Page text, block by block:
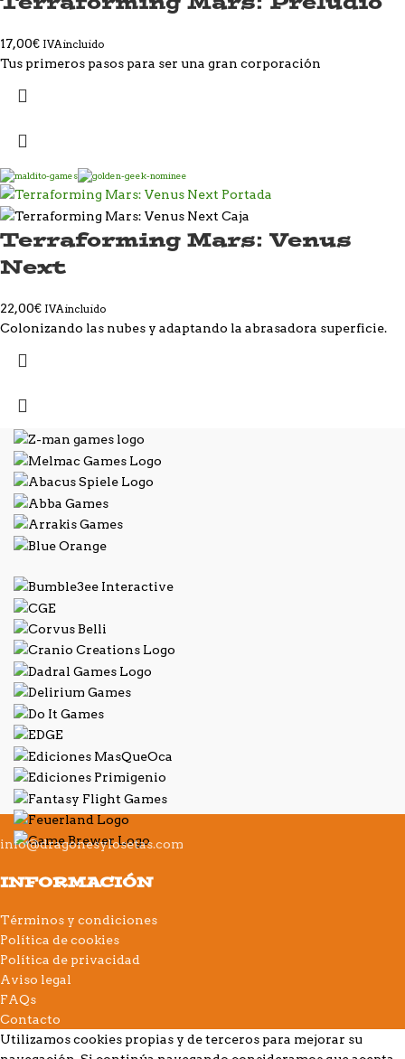
17,00€ IVA incluido
Tus primeros pasos para ser una gran corporación
Terraforming Mars: Venus
Next
22,00€ IVA incluido
Colonizando las nubes y adaptando la abrasadora superficie.
info@dragonesylosetas.com
INFORMACIÓN
Términos y condiciones
Política de cookies
Política de privacidad
Aviso legal
FAQs
Contacto
Utilizamos cookies propias y de terceros para mejorar su